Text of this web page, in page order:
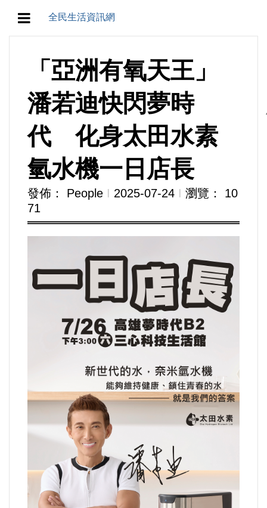
全民生活資訊網
教育/五育/五創
人生/生存/生活
產業/經濟
政治/政黨
農業/技術/肥飼料/農藥/產銷
運動/體育/休閒/育樂
婦女/孩童
健康/養生
命理/信仰/宗教/宮廟/教會
「亞洲有氧天王」
潘若迪快閃夢時
代 化身太田水素
氫水機一日店長
發佈： People Ι 2025-07-24 Ι 瀏覽： 10
71